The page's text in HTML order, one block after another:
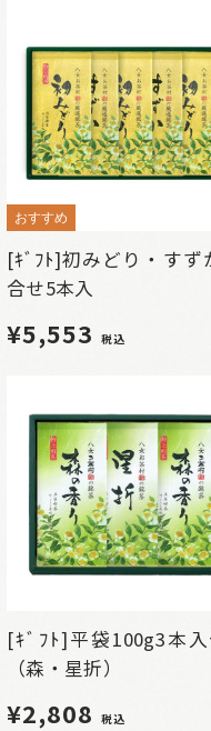
おすすめ
[ｷﾞﾌﾄ]初みどり・すず
合せ5本入
¥5,553 税込
[ｷﾞﾌﾄ]平袋100g3本
（森・星折）
¥2,808 税込